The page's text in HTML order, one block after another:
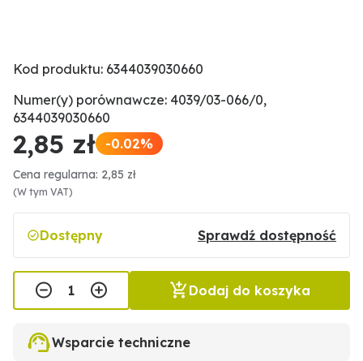
Kod produktu: 6344039030660
Numer(y) porównawcze: 4039/03-066/0,
6344039030660
2,85 zł -0.02%
Cena regularna: 2,85 zł
(W tym VAT)
Dostępny Sprawdź dostępność
Dodaj do koszyka
Wsparcie techniczne